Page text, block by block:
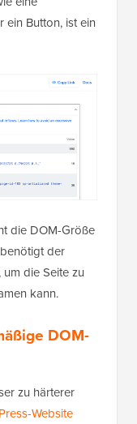
ein Button, ist ein
die DOM-Größe
der
die Seite zu
kann.
DOM-
zu härterer
Website